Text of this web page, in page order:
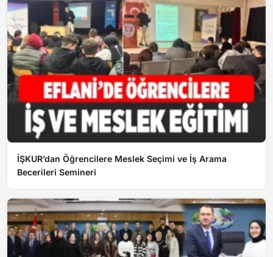
İŞKUR’dan Öğrencilere Meslek Seçimi ve İş Arama
Becerileri Semineri